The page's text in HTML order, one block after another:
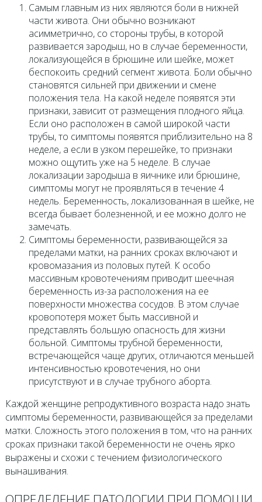
Самым главным из них являются боли в нижней
части живота. Они обычно возникают
асимметрично, со стороны трубы, в которой
развивается зародыш, но в случае беременности,
локализующейся в брюшине или шейке, может
беспокоить средний сегмент живота. Боли обычно
становятся сильней при движении и смене
положения тела. На какой неделе появятся эти
признаки, зависит от размещения плодного яйца.
Если оно расположен в самой широкой части
трубы, то симптомы появятся приблизительно на 8
неделе, а если в узком перешейке, то признаки
можно ощутить уже на 5 неделе. В случае
локализации зародыша в яичнике или брюшине,
симптомы могут не проявляться в течение 4
недель. Беременность, локализованная в шейке, не
всегда бывает болезненной, и ее можно долго не
замечать.
Симптомы беременности, развивающейся за
пределами матки, на ранних сроках включают и
кровомазания из половых путей. К особо
массивным кровотечениям приводит шеечная
беременность из-за расположения на ее
поверхности множества сосудов. В этом случае
кровопотеря может быть массивной и
представлять большую опасность для жизни
больной. Симптомы трубной беременности,
встречающейся чаще других, отличаются меньшей
интенсивностью кровотечения, но они
присутствуют и в случае трубного аборта.
Каждой женщине репродуктивного возраста надо знать
симптомы беременности, развивающейся за пределами
матки. Сложность этого положения в том, что на ранних
сроках признаки такой беременности не очень ярко
выражены и схожи с течением физиологического
вынашивания.